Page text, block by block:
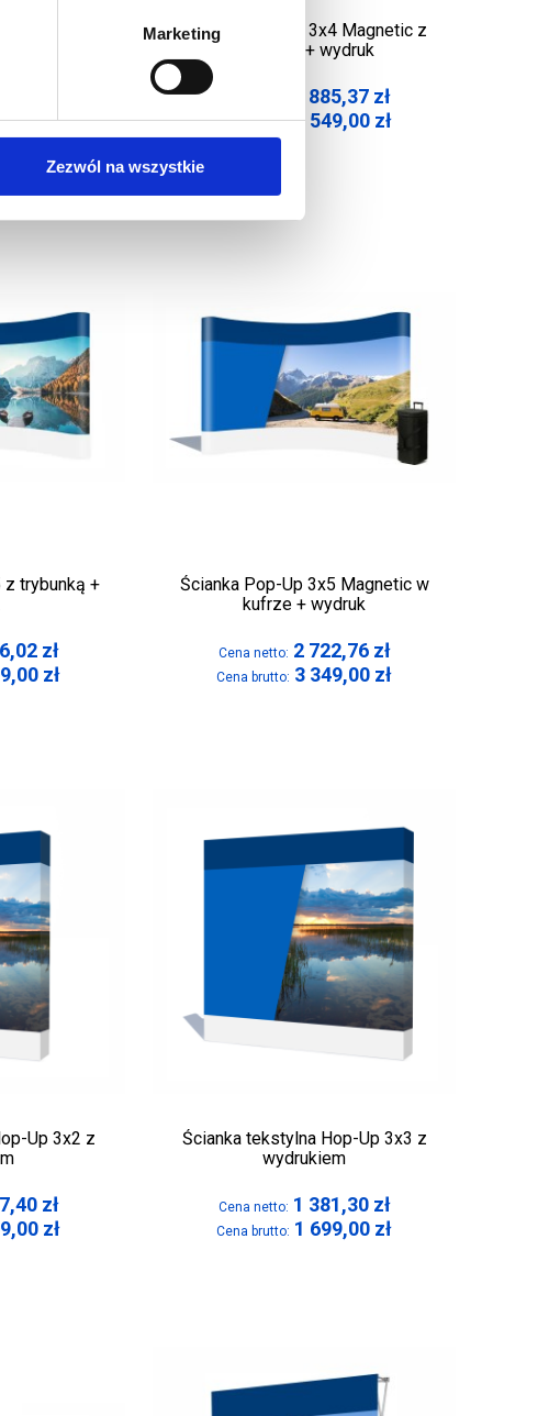
Marketing
Zezwól na wszystkie
Magnetic w
zł
Ścianka Pop-Up 3x4 Magnetic z
trybunką + wydruk
2 885,37 zł
Cena brutto:3 549,00 zł
z trybunką +
zł
zł
Ścianka Pop-Up 3x5 Magnetic w
kufrze + wydruk
Cena netto: 2 722,76 zł
Cena brutto: 3 349,00 zł
Up 3x2 z
zł
zł
Ścianka tekstylna Hop-Up 3x3 z
wydrukiem
Cena netto: 1 381,30 zł
Cena brutto: 1 699,00 zł